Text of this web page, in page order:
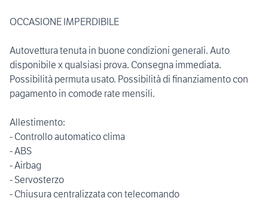
OCCASIONE IMPERDIBILE
Autovettura tenuta in buone condizioni generali. Auto
disponibile x qualsiasi prova. Consegna immediata.
Possibilità permuta usato. Possibilità di finanziamento con
pagamento in comode rate mensili.
Allestimento:
- Controllo automatico clima
- ABS
- Airbag
- Servosterzo
- Chiusura centralizzata con telecomando